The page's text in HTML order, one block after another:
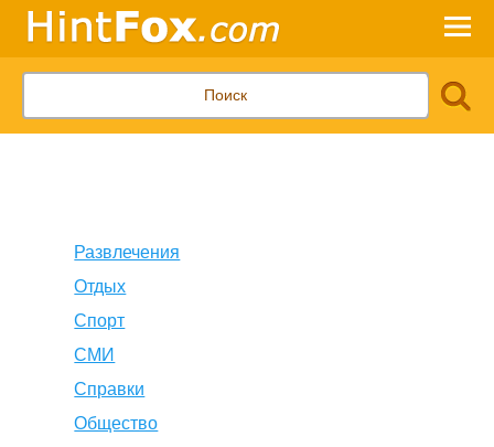
Развлечения
Отдых
Спорт
СМИ
Справки
Общество